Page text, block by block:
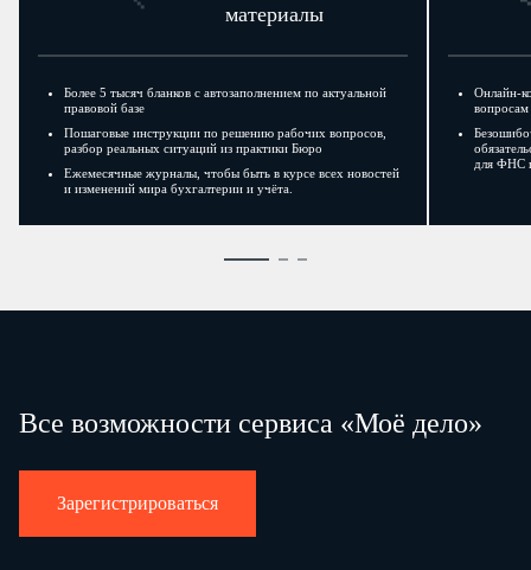
материалы
Более 5 тысяч бланков с автозаполнением по актуальной
правовой базе
Пошаговые инструкции по решению рабочих вопросов,
разбор реальных ситуаций из практики Бюро
Ежемесячные журналы, чтобы быть в курсе всех новостей
и изменений мира бухгалтерии и учёта.
Онлайн-
вопросам
для ФНС
Все возможности сервиса «Моё дело»
Зарегистрироваться